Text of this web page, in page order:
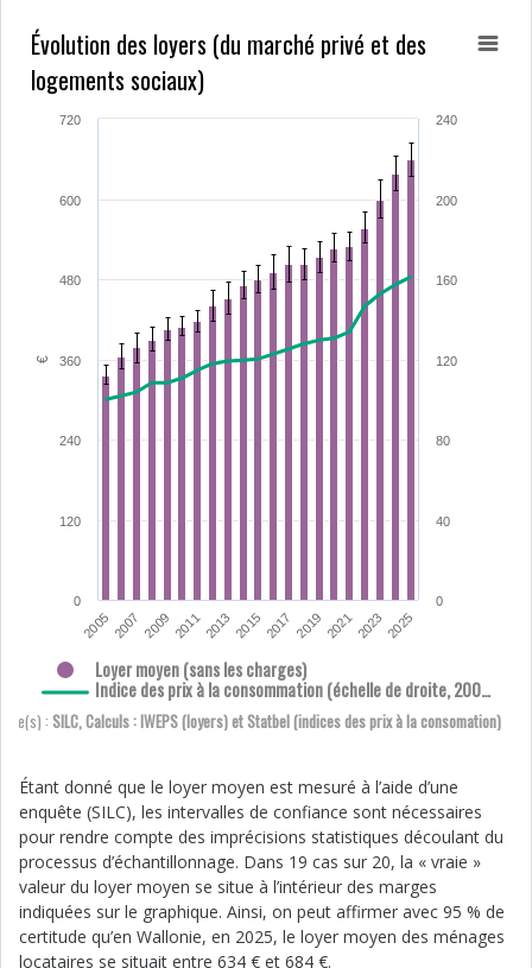
€
Loyer moyen (sans les charges)
Indice des prix à la consommation (échelle de droite, 200…
2005 2007 2009 20112013 2015 2017 2019 20212023 2025
0
120
240
360
480
600
720
0
40
80
120
160
200
240
: SILC, Calculs : IWEPS (loyers) et Statbel (indices des prix à la consomation)
Évolution des loyers (du marché privé et des
logements sociaux)
Étant donné que le loyer moyen est mesuré à l’aide d’une
enquête (SILC), les intervalles de confiance sont nécessaires
pour rendre compte des imprécisions statistiques découlant du
processus d’échantillonnage. Dans 19 cas sur 20, la « vraie »
valeur du loyer moyen se situe à l’intérieur des marges
indiquées sur le graphique. Ainsi, on peut affirmer avec 95 % de
certitude qu’en Wallonie, en 2025, le loyer moyen des ménages
locataires se situait entre 634 € et 684 €.